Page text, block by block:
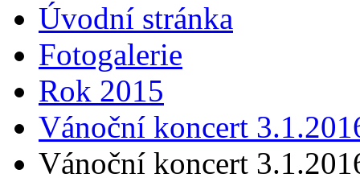
Úvodní stránka
Fotogalerie
Rok 2015
Vánoční koncert
Vánoční koncert